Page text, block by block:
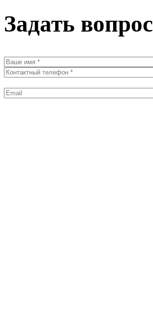
Задать вопрос